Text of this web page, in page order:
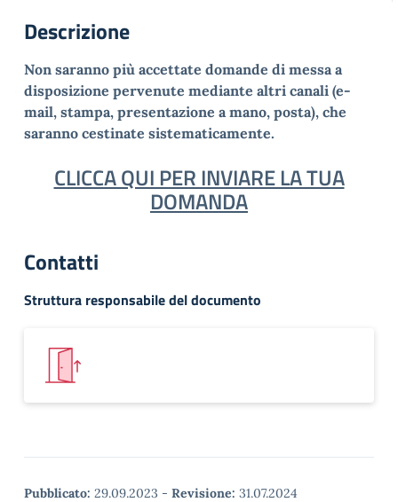
Descrizione
Non saranno più accettate domande di messa a
disposizione pervenute mediante altri canali (e-
mail, stampa, presentazione a mano, posta), che
saranno cestinate sistematicamente.
CLICCA QUI PER INVIARE LA TUA
DOMANDA
Contatti
Struttura responsabile del documento
Pubblicato: 29.09.2023 - Revisione: 31.07.2024